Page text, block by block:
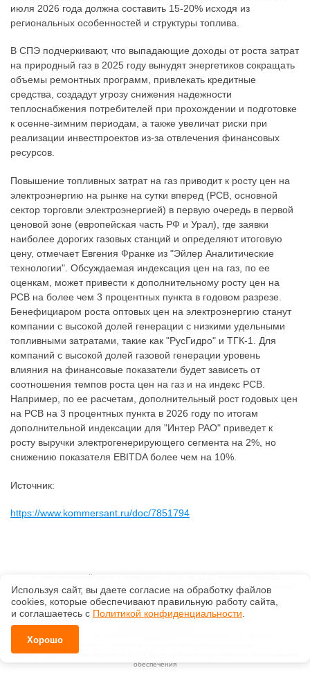
июля 2026 года должна составить 15-20% исходя из
региональных особенностей и структуры топлива.
В СПЭ подчеркивают, что выпадающие доходы от роста затрат
на природный газ в 2025 году вынудят энергетиков сокращать
объемы ремонтных программ, привлекать кредитные
средства, создадут угрозу снижения надежности
теплоснабжения потребителей при прохождении и подготовке
к осенне-зимним периодам, а также увеличат риски при
реализации инвестпроектов из-за отвлечения финансовых
ресурсов.
Повышение топливных затрат на газ приводит к росту цен на
электроэнергию на рынке на сутки вперед (РСВ, основной
сектор торговли электроэнергией) в первую очередь в первой
ценовой зоне (европейская часть РФ и Урал), где заявки
наиболее дорогих газовых станций и определяют итоговую
цену, отмечает Евгения Франке из "Эйлер Аналитические
технологии". Обсуждаемая индексация цен на газ, по ее
оценкам, может привести к дополнительному росту цен на
РСВ на более чем 3 процентных пункта в годовом разрезе.
Бенефициаром роста оптовых цен на электроэнергию станут
компании с высокой долей генерации с низкими удельными
топливными затратами, такие как "РусГидро" и ТГК-1. Для
компаний с высокой долей газовой генерации уровень
влияния на финансовые показатели будет зависеть от
соотношения темпов роста цен на газ и на индекс РСВ.
Например, по ее расчетам, дополнительный рост годовых цен
на РСВ на 3 процентных пункта в 2026 году по итогам
дополнительной индексации для "Интер РАО" приведет к
росту выручки электрогенерирующего сегмента на 2%, но
снижению показателя EBITDA более чем на 10%.
Источник:
https://www.kommersant.ru/doc/7851794
Внедренческий центр «ТехноСофт»
ОКВЭД: 63.11.1, Коды видов деятельности в области информационных технологий:
Ценовая политика
Технологии
Исключительные авторские и смежные права принадлежат АО «Кодекс».
Положение по обработке и защите персональных данных
Справка о регистрации продуктов АО «Кодекс» в Реестре российского программного
обеспечения
Используя сайт, вы даете согласие на обработку файлов
сооkiеs, которые обеспечивают правильную работу сайта,
и соглашаетесь с Политикой конфиденциальности
Хорошо